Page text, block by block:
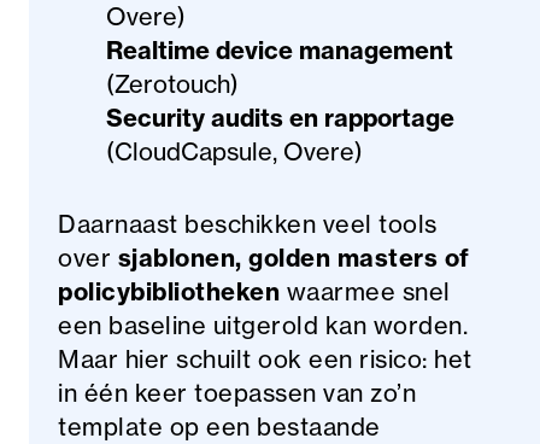
Overe)
Realtime device management
(Zerotouch)
Security audits en rapportage
(CloudCapsule, Overe)
Daarnaast beschikken veel tools
over sjablonen, golden masters of
policybibliotheken waarmee snel
een baseline uitgerold kan worden.
Maar hier schuilt ook een risico: het
in één keer toepassen van zo’n
template op een bestaande